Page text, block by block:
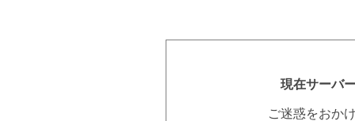
現在サーバ
ご迷惑をおか